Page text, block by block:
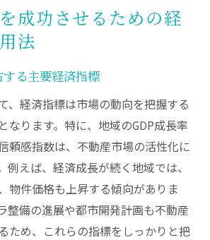
成功させるための経
法
る主要経済指標
、経済指標は市場の動向を把握する
なります。特に、地域のGDP成長率
頼感指数は、不動産市場の活性化に
例えば、経済成長が続く地域では、
物件価格も上昇する傾向がありま
整備の進展や都市開発計画も不動産
ため、これらの指標をしっかりと把